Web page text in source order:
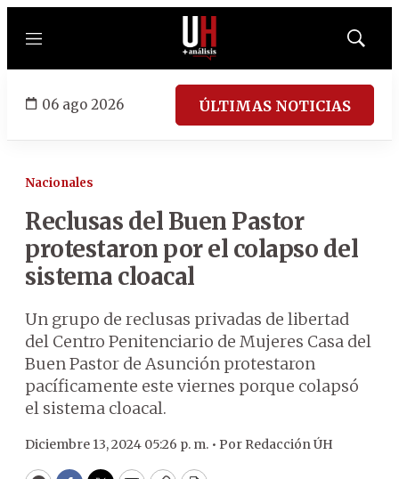
Menú
Mostrar
06 ago 2026 ÚLTIMAS NOTICIAS
Nacionales
Reclusas del Buen Pastor
protestaron por el colapso del
sistema cloacal
Un grupo de reclusas privadas de libertad
del Centro Penitenciario de Mujeres Casa del
Buen Pastor de Asunción protestaron
pacíficamente este viernes porque colapsó
el sistema cloacal.
Diciembre 13, 2024 05:26 p. m. • Por Redacción ÚH